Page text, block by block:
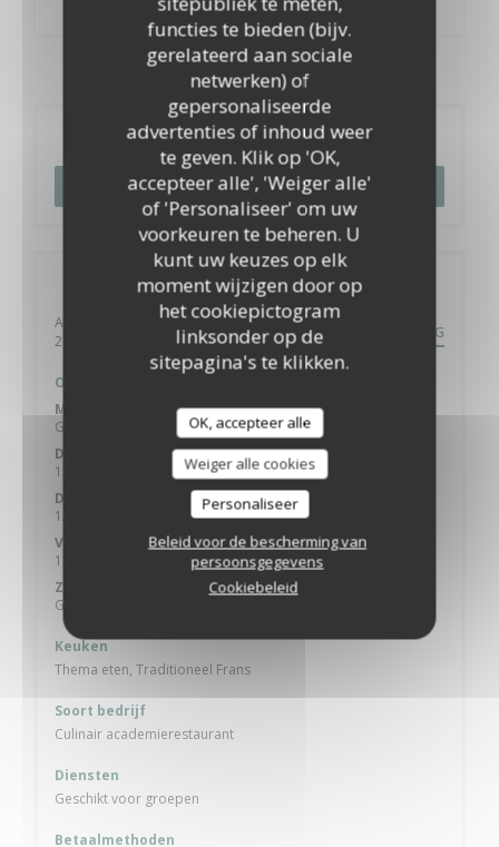
functies te bieden (bijv.
gerelateerd aan sociale
netwerken) of
gepersonaliseerde
advertenties of inhoud weer
te geven. Klik op 'OK,
accepteer alle', 'Weiger alle'
of 'Personaliseer' om uw
voorkeuren te beheren. U
kunt uw keuzes op elk
moment wijzigen door op
het cookiepictogram
linksonder op de
sitepagina's te klikken.
OK, accepteer alle
Weiger alle cookies
Personaliseer
Beleid voor de bescherming van
persoonsgegevens
Cookiebeleid
d914edea6616/download
Reservering
RESERVEER EEN TAFEL
Algemene informatie
Avenue Maréchal Lyautey
20000 Ajaccio
((opent in een nieuw venster))ROUTEBESCHRIJVING
Openingstijden
Maandag
Gesloten
Din
12:00 - 14:00
Donderdag
12:00 - 14:00
20:00 - 22:00
Vrijdag
12:00 - 14:00
Zat
Gesloten
Keuken
Thema eten, Traditioneel Frans
Soort bedrijf
Culinair academierestaurant
Diensten
Geschikt voor groepen
Betaalmethoden